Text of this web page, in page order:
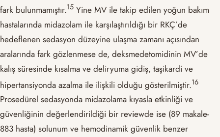
fark bulunmamıştır.​15​ Yine MV ile takip edilen yoğun bakım
hastalarında midazolam ile karşılaştırıldığı bir RKÇ’de
hedeflenen sedasyon düzeyine ulaşma zamanı açısından
aralarında fark gözlenmese de, deksmedetomidinin MV’de
kalış süresinde kısalma ve deliryuma gidiş, taşikardi ve
hipertansiyonda azalma ile ilişkili olduğu gösterilmiştir.​16​
Prosedürel sedasyonda midazolama kıyasla etkinliği ve
güvenliğinin değerlendirildiği bir reviewde ise (89 makale-
883 hasta) solunum ve hemodinamik güvenlik benzer